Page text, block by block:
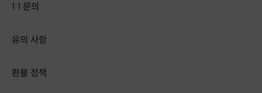
악기를 처음 배워 보시는 분 동아리 및 교회 반주를 위해서 배우시는 분 등등
1:1 문의
유의 사항
환불 정책